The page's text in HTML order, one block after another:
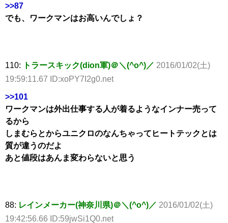
>>87
でも、ワークマンはお高いんでしょ？
110: トラースキック(dion軍)＠＼(^o^)／ 2016/01/02(土)
19:59:11.67 ID:xoPY7I2g0.net
>>101
ワークマンは外出仕事する人が着るようなインナー売って
るから
しまむらとからユニクロのなんちゃってヒートテックとは
質が違うのだよ
あと値段はあんま変わらないと思う
88: レインメーカー(神奈川県)＠＼(^o^)／ 2016/01/02(土)
19:42:56.66 ID:59jwSi1Q0.net